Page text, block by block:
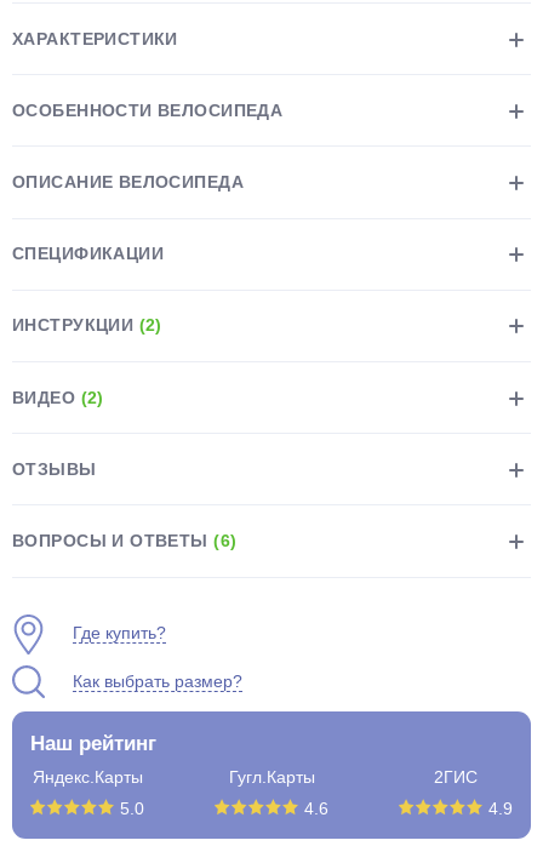
ХАРАКТЕРИСТИКИ
ОСОБЕННОСТИ ВЕЛОСИПЕДА
ОПИСАНИЕ ВЕЛОСИПЕДА
СПЕЦИФИКАЦИИ
ИНСТРУКЦИИ (2)
ВИДЕО (2)
ОТЗЫВЫ
ВОПРОСЫ И ОТВЕТЫ(6)
Где купить?
Как выбрать размер?
Наш рейтинг
Яндекс.Карты
5.0
Гугл.Карты
4.6
2ГИС
4.9
недели